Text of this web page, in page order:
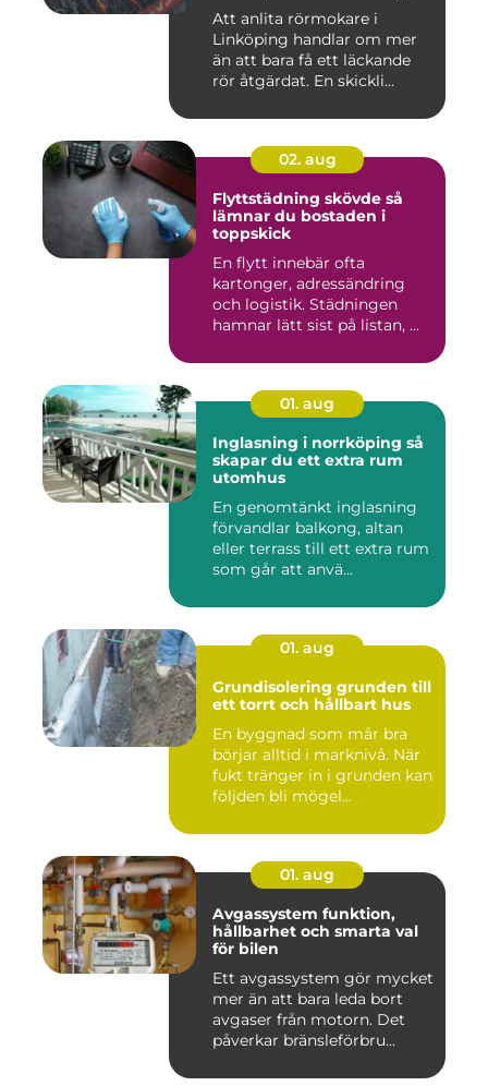
Att anlita rörmokare i
Linköping handlar om mer
än att bara få ett läckande
rör åtgärdat. En skickli...
02. aug
Flyttstädning skövde så
lämnar du bostaden i
toppskick
En flytt innebär ofta
kartonger, adressändring
och logistik. Städningen
hamnar lätt sist på listan, ...
01. aug
Inglasning i norrköping så
skapar du ett extra rum
utomhus
En genomtänkt inglasning
förvandlar balkong, altan
eller terrass till ett extra rum
som går att anvä...
01. aug
Grundisolering grunden till
ett torrt och hållbart hus
En byggnad som mår bra
börjar alltid i marknivå. När
fukt tränger in i grunden kan
följden bli mögel...
01. aug
Avgassystem funktion,
hållbarhet och smarta val
för bilen
Ett avgassystem gör mycket
mer än att bara leda bort
avgaser från motorn. Det
påverkar bränsleförbru...